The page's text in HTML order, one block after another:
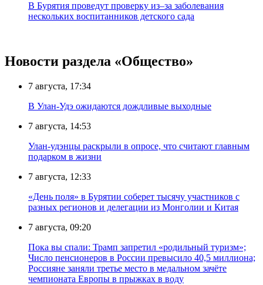
В Бурятия проведут проверку из–за заболевания
нескольких воспитанников детского сада
Новости раздела «Общество»
7 августа, 17:34
В Улан-Удэ ожидаются дождливые выходные
7 августа, 14:53
Улан-удэнцы раскрыли в опросе, что считают главным
подарком в жизни
7 августа, 12:33
«День поля» в Бурятии соберет тысячу участников с
разных регионов и делегации из Монголии и Китая
7 августа, 09:20
Пока вы спали: Трамп запретил «родильный туризм»;
Число пенсионеров в России превысило 40,5 миллиона;
Россияне заняли третье место в медальном зачёте
чемпионата Европы в прыжках в воду